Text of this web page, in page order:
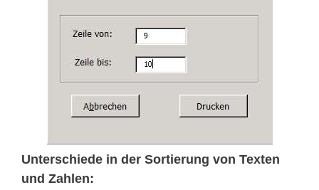
Unterschiede in der Sortierung von Texten
und Zahlen: